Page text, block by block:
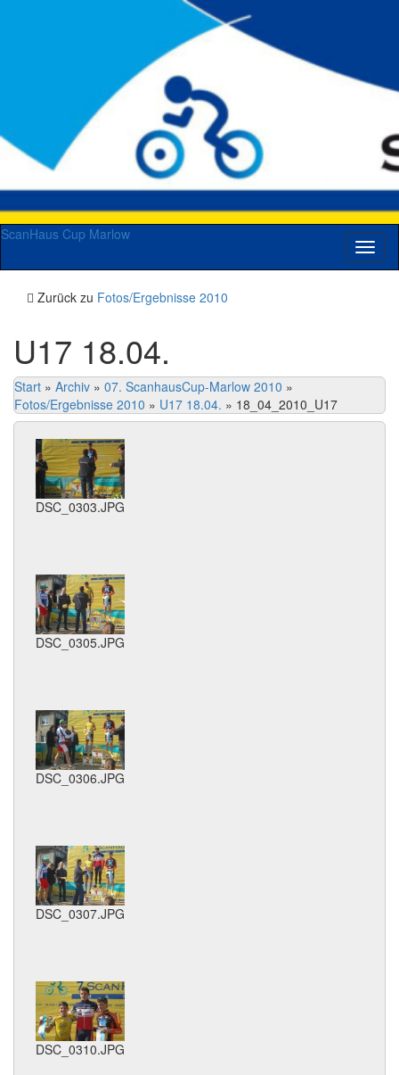
ScanHaus Cup Marlow
Zurück zu Fotos/Ergebnisse 2010
U17 18.04.
Start » Archiv » 07. ScanhausCup-Marlow 2010 »
Fotos/Ergebnisse 2010 » U17 18.04. » 18_04_2010_U17
DSC_0303.JPG
DSC_0305.JPG
DSC_0306.JPG
DSC_0307.JPG
DSC_0310.JPG